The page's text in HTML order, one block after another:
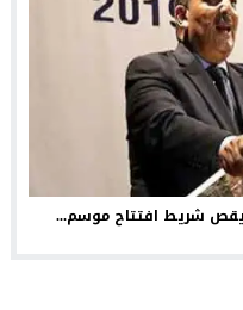
يقص شريط افتتاح موسم...